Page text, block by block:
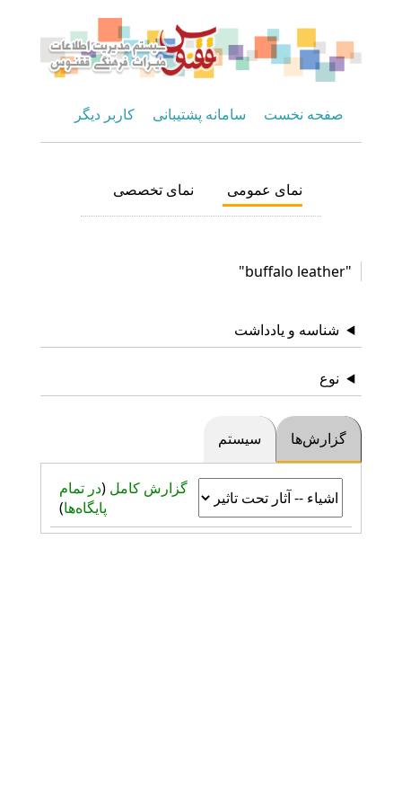
صفحه نخست سامانه پشتیبانی کاربر دیگر
نمای عمومی نمای تخصصی
"buffalo leather"
شناسه و یادداشت
نوع
گزارش‌ها سیستم
گزارش کامل (در تمام
پایگاه‌ها)